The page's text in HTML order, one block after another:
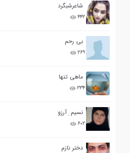
شاعرشبگرد
۴۴۲
بی رحم
۲۶۹
ماهی تنها
۲۳۴
نسیم ِ آرزو
۶۰۲
دختر نازم